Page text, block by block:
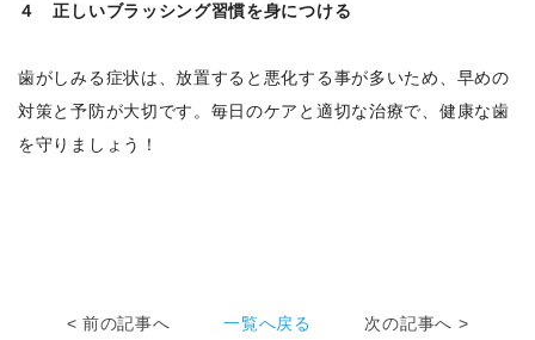
４ 正しいブラッシング習慣を身につける
歯がしみる症状は、放置すると悪化する事が多いため、早めの
対策と予防が大切です。毎日のケアと適切な治療で、健康な歯
を守りましょう！
< 前の記事へ 一覧へ戻る 次の記事へ >